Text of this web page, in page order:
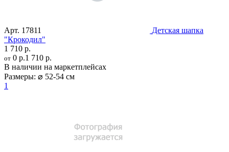
Арт. 17811
Детская шапка
"Крокодил"
1 710 р.
от 0 р.1 710 р.
В наличии на маркетплейсах
Размеры: ⌀ 52-54 см
1